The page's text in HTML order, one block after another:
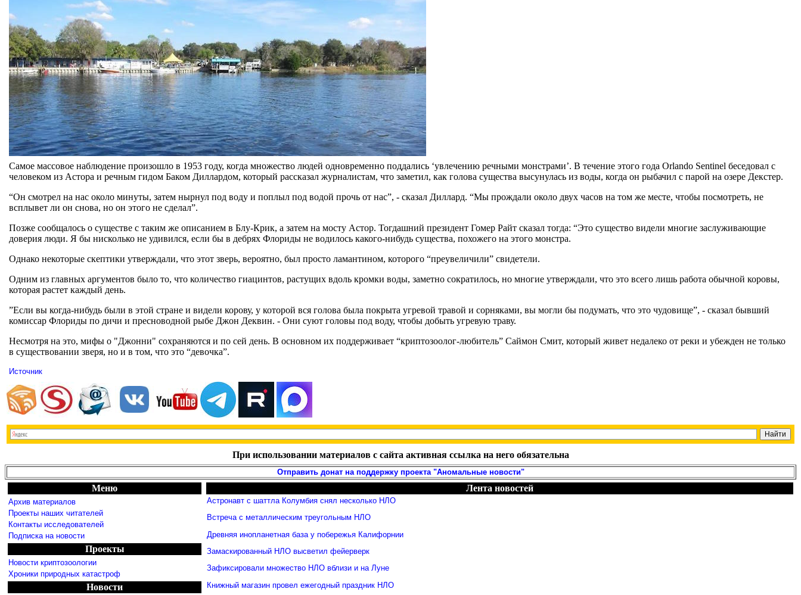
Самое массовое наблюдение произошло в 1953 году, когда множество людей одновременно поддались ‘увлечению речными монстрами’. В течение этого года Orlando Sentinel беседовал с
человеком из Астора и речным гидом Баком Диллардом, который рассказал журналистам, что заметил, как голова существа высунулась из воды, когда он рыбачил с парой на озере Декстер.
“Он смотрел на нас около минуты, затем нырнул под воду и поплыл под водой прочь от нас”, - сказал Диллард. “Мы прождали около двух часов на том же месте, чтобы посмотреть, не
всплывет ли он снова, но он этого не сделал”.
Позже сообщалось о существе с таким же описанием в Блу-Крик, а затем на мосту Астор. Тогдашний президент Гомер Райт сказал тогда: “Это существо видели многие заслуживающие
доверия люди. Я бы нисколько не удивился, если бы в дебрях Флориды не водилось какого-нибудь существа, похожего на этого монстра.
Однако некоторые скептики утверждали, что этот зверь, вероятно, был просто ламантином, которого “преувеличили” свидетели.
Одним из главных аргументов было то, что количество гиацинтов, растущих вдоль кромки воды, заметно сократилось, но многие утверждали, что это всего лишь работа обычной коровы,
которая растет каждый день.
”Если вы когда-нибудь были в этой стране и видели корову, у которой вся голова была покрыта угревой травой и сорняками, вы могли бы подумать, что это чудовище”, - сказал бывший
комиссар Флориды по дичи и пресноводной рыбе Джон Деквин. - Они суют головы под воду, чтобы добыть угревую траву.
Несмотря на это, мифы о "Джонни" сохраняются и по сей день. В основном их поддерживает “криптозоолог-любитель” Саймон Смит, который живет недалеко от реки и убежден не только
в существовании зверя, но и в том, что это “девочка”.
Источник
При использовании материалов с сайта активная ссылка на него обязательна
Отправить донат на поддержку проекта "Аномальные новости"
Меню
Архив материалов
Проекты наших читателей
Контакты исследователей
Подписка на новости
Проекты
Новости криптозоологии
Хроники природных катастроф
Новости
Лента новостей
Астронавт с шаттла Колумбия снял несколько НЛО
Встреча с металлическим треугольным НЛО
Древняя инопланетная база у побережья Калифорнии
Замаскированный НЛО высветил фейерверк
Зафиксировали множество НЛО вблизи и на Луне
Книжный магазин провел ежегодный праздник НЛО